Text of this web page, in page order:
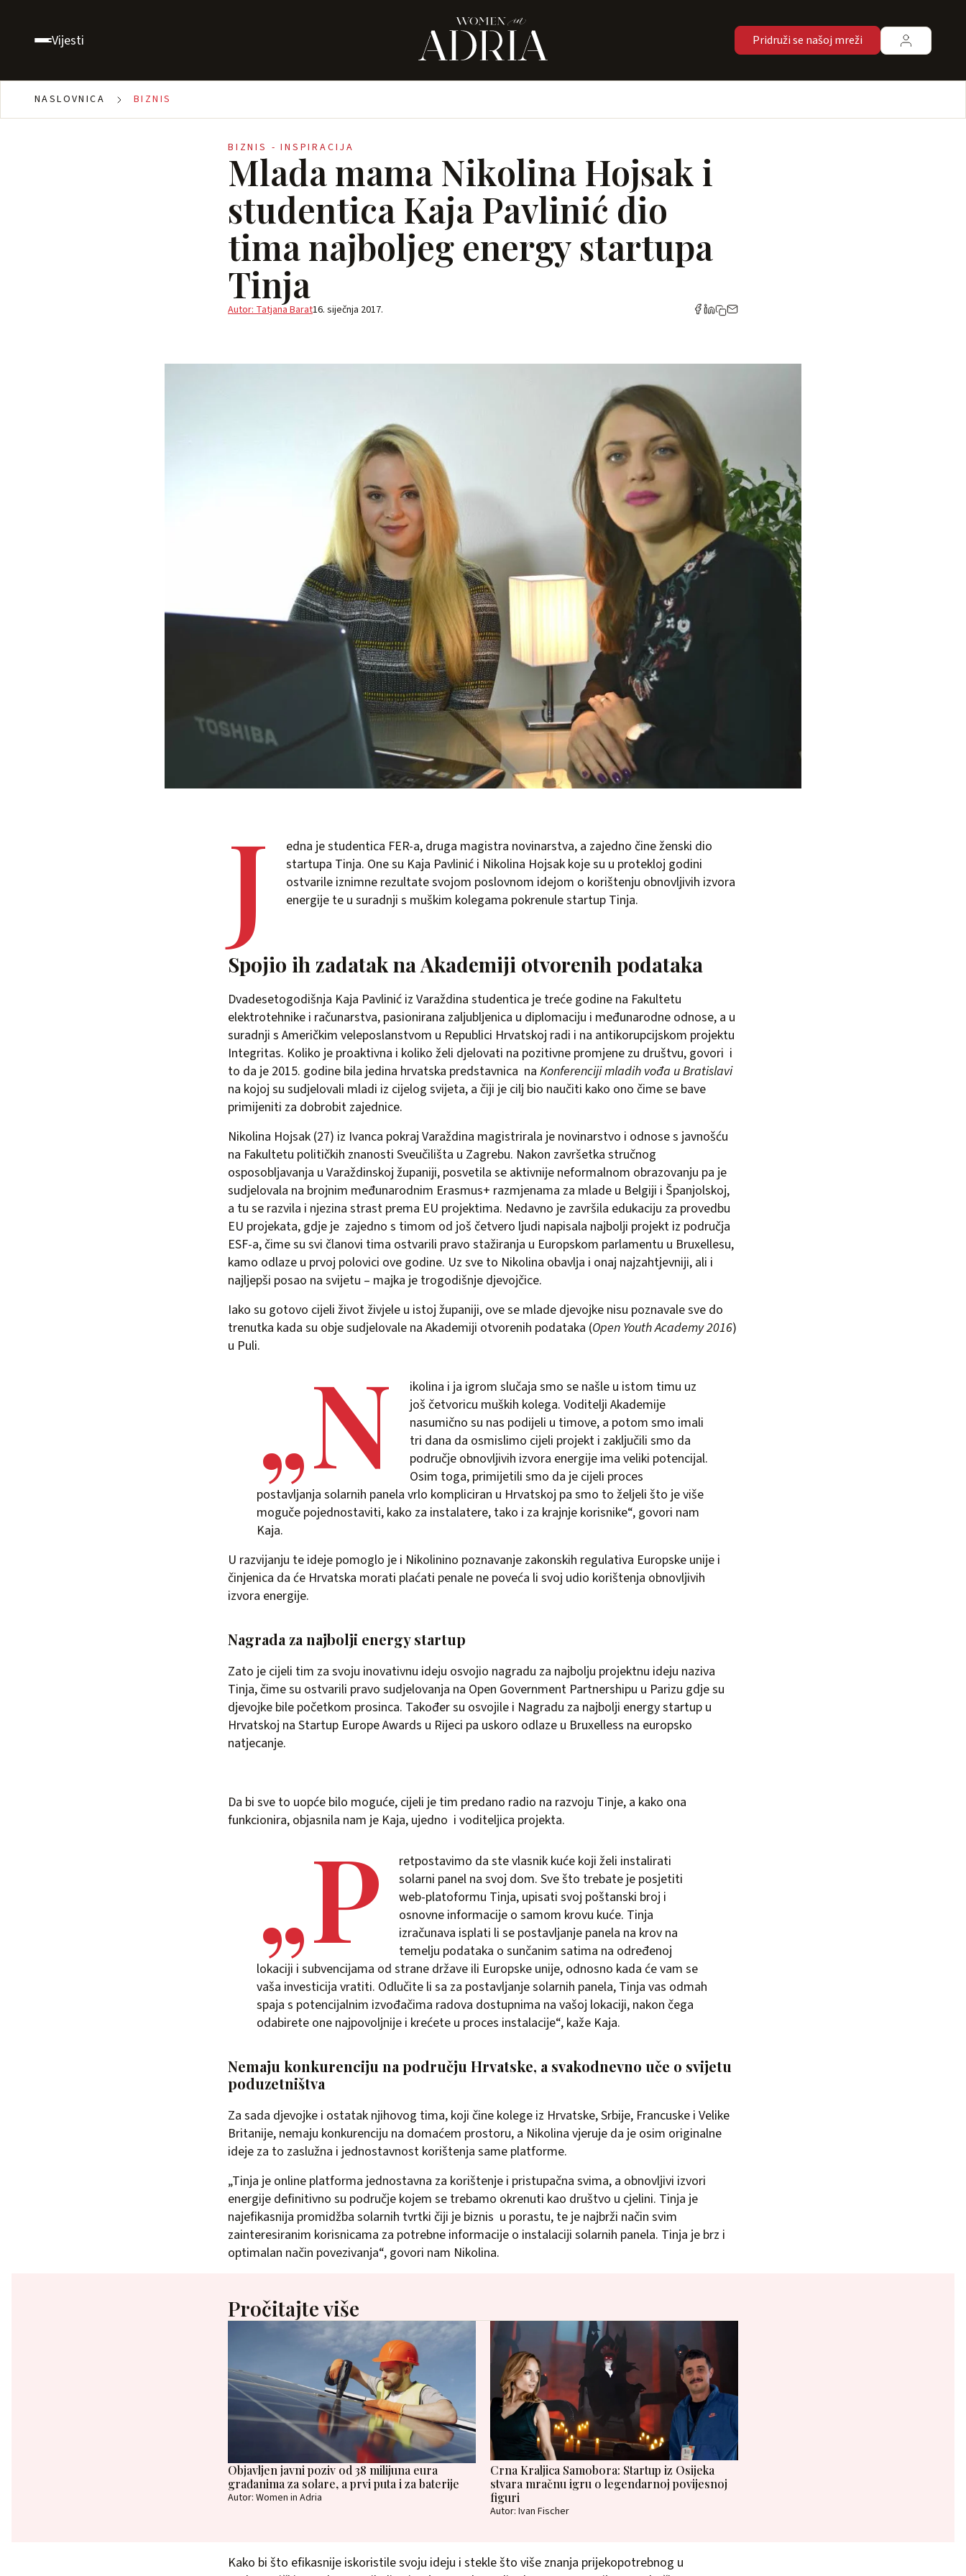
Vijesti Pridruži se našoj mreži
NASLOVNICA BIZNIS
BIZNIS - INSPIRACIJA
Mlada mama Nikolina Hojsak i
studentica Kaja Pavlinić dio
tima najboljeg energy startupa
Tinja
Autor: Tatjana Barat16. siječnja 2017.
J
edna je studentica FER-a, druga magistra novinarstva, a zajedno čine ženski dio
startupa Tinja. One su Kaja Pavlinić i Nikolina Hojsak koje su u protekloj godini
ostvarile iznimne rezultate svojom poslovnom idejom o korištenju obnovljivih izvora
energije te u suradnji s muškim kolegama pokrenule startup Tinja.
Spojio ih zadatak na Akademiji otvorenih podataka
Dvadesetogodišnja Kaja Pavlinić iz Varaždina studentica je treće godine na Fakultetu
elektrotehnike i računarstva, pasionirana zaljubljenica u diplomaciju i međunarodne odnose, a u
suradnji s Američkim veleposlanstvom u Republici Hrvatskoj radi i na antikorupcijskom projektu
Integritas. Koliko je proaktivna i koliko želi djelovati na pozitivne promjene zu društvu, govori i
to da je 2015. godine bila jedina hrvatska predstavnica na Konferenciji mladih vođa u Bratislavi
na kojoj su sudjelovali mladi iz cijelog svijeta, a čiji je cilj bio naučiti kako ono čime se bave
primijeniti za dobrobit zajednice.
Nikolina Hojsak (27) iz Ivanca pokraj Varaždina magistrirala je novinarstvo i odnose s javnošću
na Fakultetu političkih znanosti Sveučilišta u Zagrebu. Nakon završetka stručnog
osposobljavanja u Varaždinskoj županiji, posvetila se aktivnije neformalnom obrazovanju pa je
sudjelovala na brojnim međunarodnim Erasmus+ razmjenama za mlade u Belgiji i Španjolskoj,
a tu se razvila i njezina strast prema EU projektima. Nedavno je završila edukaciju za provedbu
EU projekata, gdje je zajedno s timom od još četvero ljudi napisala najbolji projekt iz područja
ESF-a, čime su svi članovi tima ostvarili pravo stažiranja u Europskom parlamentu u Bruxellesu,
kamo odlaze u prvoj polovici ove godine. Uz sve to Nikolina obavlja i onaj najzahtjevniji, ali i
najljepši posao na svijetu – majka je trogodišnje djevojčice.
Iako su gotovo cijeli život živjele u istoj županiji, ove se mlade djevojke nisu poznavale sve do
trenutka kada su obje sudjelovale na Akademiji otvorenih podataka (Open Youth Academy 2016)
u Puli. „N
ikolina i ja igrom slučaja smo se našle u istom timu uz
još četvoricu muških kolega. Voditelji Akademije
nasumično su nas podijeli u timove, a potom smo imali
tri dana da osmislimo cijeli projekt i zaključili smo da
područje obnovljivih izvora energije ima veliki potencijal.
Osim toga, primijetili smo da je cijeli proces
postavljanja solarnih panela vrlo kompliciran u Hrvatskoj pa smo to željeli što je više
moguče pojednostaviti, kako za instalatere, tako i za krajnje korisnike“, govori nam
Kaja.
U razvijanju te ideje pomoglo je i Nikolinino poznavanje zakonskih regulativa Europske unije i
činjenica da će Hrvatska morati plaćati penale ne poveća li svoj udio korištenja obnovljivih
izvora energije.
Nagrada za najbolji energy startup
Zato je cijeli tim za svoju inovativnu ideju osvojio nagradu za najbolju projektnu ideju naziva
Tinja, čime su ostvarili pravo sudjelovanja na Open Government Partnershipu u Parizu gdje su
djevojke bile početkom prosinca. Također su osvojile i Nagradu za najbolji energy startup u
Hrvatskoj na Startup Europe Awards u Rijeci pa uskoro odlaze u Bruxelless na europsko
natjecanje.
Da bi sve to uopće bilo moguće, cijeli je tim predano radio na razvoju Tinje, a kako ona
funkcionira, objasnila nam je Kaja, ujedno i voditeljica projekta.
„P
retpostavimo da ste vlasnik kuće koji želi instalirati
solarni panel na svoj dom. Sve što trebate je posjetiti
web-platoformu Tinja, upisati svoj poštanski broj i
osnovne informacije o samom krovu kuće. Tinja
izračunava isplati li se postavljanje panela na krov na
temelju podataka o sunčanim satima na određenoj
lokaciji i subvencijama od strane države ili Europske unije, odnosno kada će vam se
vaša investicija vratiti. Odlučite li sa za postavljanje solarnih panela, Tinja vas odmah
spaja s potencijalnim izvođačima radova dostupnima na vašoj lokaciji, nakon čega
odabirete one najpovoljnije i krećete u proces instalacije“, kaže Kaja.
Nemaju konkurenciju na području Hrvatske, a svakodnevno uče o svijetu
poduzetništva
Za sada djevojke i ostatak njihovog tima, koji čine kolege iz Hrvatske, Srbije, Francuske i Velike
Britanije, nemaju konkurenciju na domaćem prostoru, a Nikolina vjeruje da je osim originalne
ideje za to zaslužna i jednostavnost korištenja same platforme.
„Tinja je online platforma jednostavna za korištenje i pristupačna svima, a obnovljivi izvori
energije definitivno su područje kojem se trebamo okrenuti kao društvo u cjelini. Tinja je
najefikasnija promidžba solarnih tvrtki čiji je biznis u porastu, te je najbrži način svim
zainteresiranim korisnicama za potrebne informacije o instalaciji solarnih panela. Tinja je brz i
optimalan način povezivanja“, govori nam Nikolina.
Pročitajte više
Objavljen javni poziv od 38 milijuna eura
građanima za solare, a prvi puta i za baterije
Autor: Women in Adria
Crna Kraljica Samobora: Startup iz Osijeka
stvara mračnu igru o legendarnoj povijesnoj
figuri
Autor: Ivan Fischer
Kako bi što efikasnije iskoristile svoju ideju i stekle što više znanja prijekopotrebnog u